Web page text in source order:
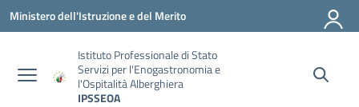
Vai ai contenuti
Vai al menu di navigazione
Vai al footer
Ministero dell'Istruzione e del Merito
Istituto Professionale di Stato
Servizi per l'Enogastronomia e
l'Ospitalità Alberghiera
IPSSEOA